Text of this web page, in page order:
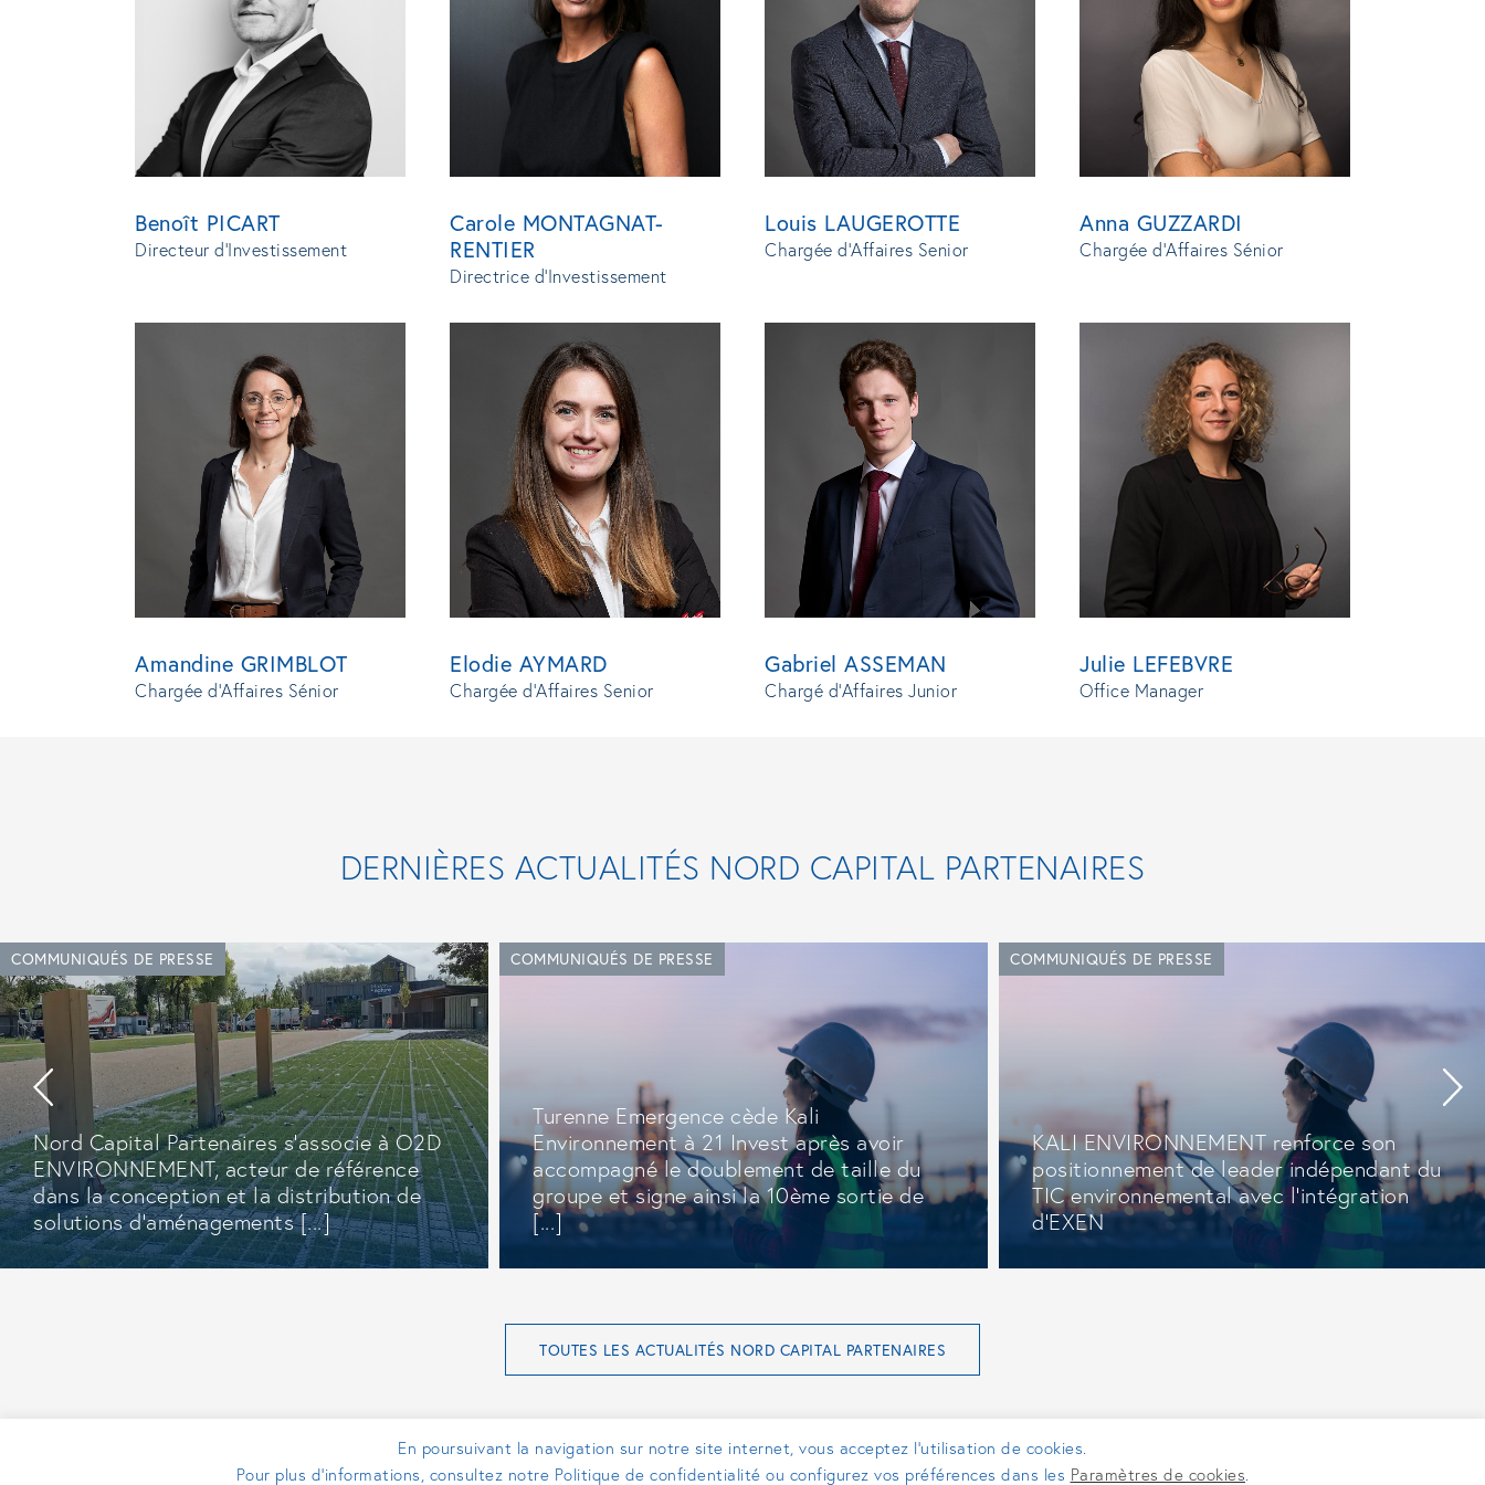
Benoît PICART
Directeur d'Investissement
Carole MONTAGNAT-
RENTIER
Directrice d'Investissement
Louis LAUGEROTTE
Chargée d'Affaires Senior
Anna GUZZARDI
Chargée d'Affaires Sénior
Amandine GRIMBLOT
Chargée d'Affaires Sénior
Elodie AYMARD
Chargée d'Affaires Senior
Gabriel ASSEMAN
Chargé d’Affaires Junior
Julie LEFEBVRE
Office Manager
DERNIÈRES ACTUALITÉS NORD CAPITAL PARTENAIRES
COMMUNIQUÉS DE PRESSE
Nord Capital Partenaires s’associe à O2D
ENVIRONNEMENT, acteur de référence
dans la conception et la distribution de
solutions d’aménagements [...]
COMMUNIQUÉS DE PRESSE
Turenne Emergence cède Kali
Environnement à 21 Invest après avoir
accompagné le doublement de taille du
groupe et signe ainsi la 10ème sortie de
[...]
COMMUNIQUÉS DE PRESSE
KALI ENVIRONNEMENT renforce son
positionnement de leader indépendant du
TIC environnemental avec l’intégration
d’EXEN
TOUTES LES ACTUALITÉS NORD CAPITAL PARTENAIRES
En poursuivant la navigation sur notre site internet, vous acceptez l’utilisation de cookies.
Pour plus d’informations, consultez notre Politique de confidentialité ou configurez vos préférences dans les Paramètres de cookies.